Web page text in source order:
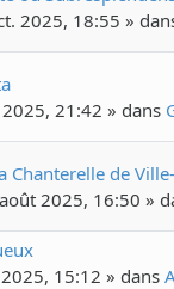
2025, 18:55 »
21:42 » dans
Chanterelle de
2025, 16:50 »
15:12 » dans